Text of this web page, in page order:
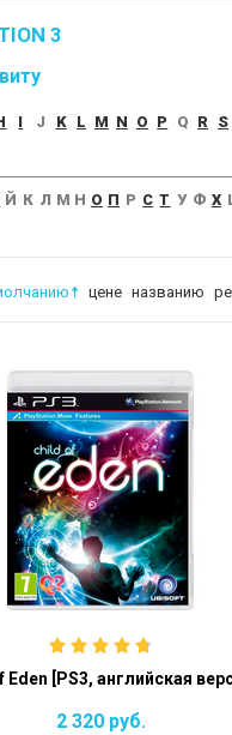
3
I J K L M N O P Q R S
Й К Л М Н О П Р С Т У Ф Х
цене названию
Eden [PS3, английская
2 320 руб.